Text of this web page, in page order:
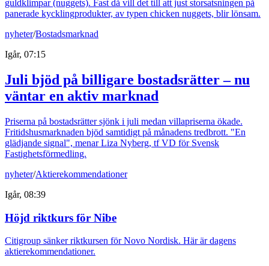
guldklimpar (nuggets). Fast då vill det till att just storsatsningen på
panerade kycklingprodukter, av typen chicken nuggets, blir lönsam.
nyheter/Bostadsmarknad
Igår, 07:15
Juli bjöd på billigare bostadsrätter – nu
väntar en aktiv marknad
Priserna på bostadsrätter sjönk i juli medan villapriserna ökade.
Fritidshusmarknaden bjöd samtidigt på månadens tredbrott. "En
glädjande signal", menar Liza Nyberg, tf VD för Svensk
Fastighetsförmedling.
nyheter/Aktierekommendationer
Igår, 08:39
Höjd riktkurs för Nibe
Citigroup sänker riktkursen för Novo Nordisk. Här är dagens
aktierekommendationer.